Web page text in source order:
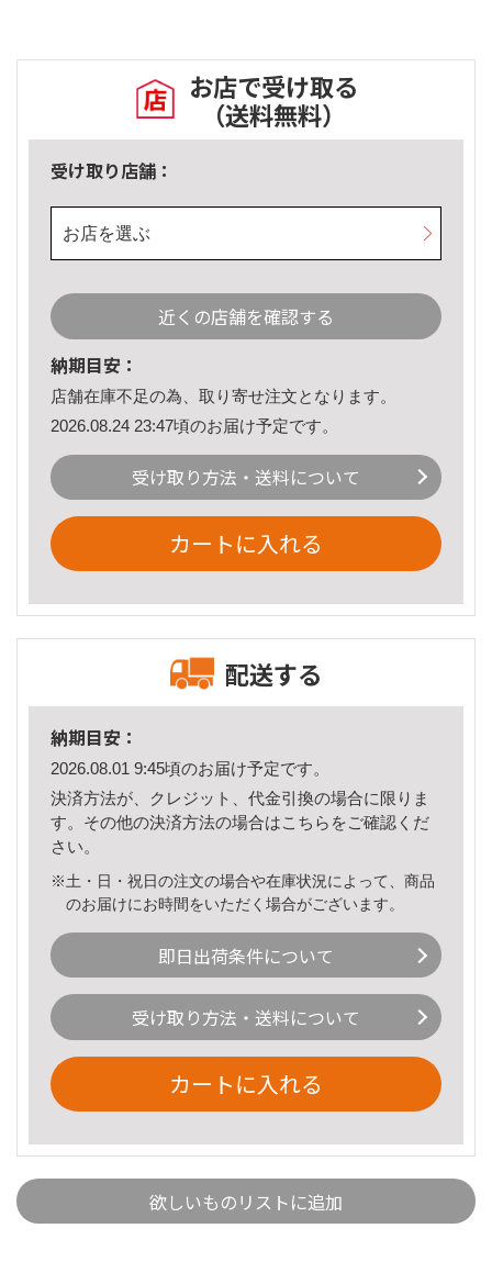
お店で受け取る
（送料無料）
受け取り店舗：
お店を選ぶ
近くの店舗を確認する
納期目安：
店舗在庫不足の為、取り寄せ注文となります。
2026.08.24 23:47頃のお届け予定です。
受け取り方法・送料について
カートに入れる
配送する
納期目安：
2026.08.01 9:45頃のお届け予定です。
決済方法が、クレジット、代金引換の場合に限りま
す。その他の決済方法の場合はこちら をご確認くだ
さい。
※土・日・祝日の注文の場合や在庫状況によって、商品
のお届けにお時間をいただく場合がございます。
即日出荷条件について
受け取り方法・送料について
カートに入れる
欲しいものリストに追加